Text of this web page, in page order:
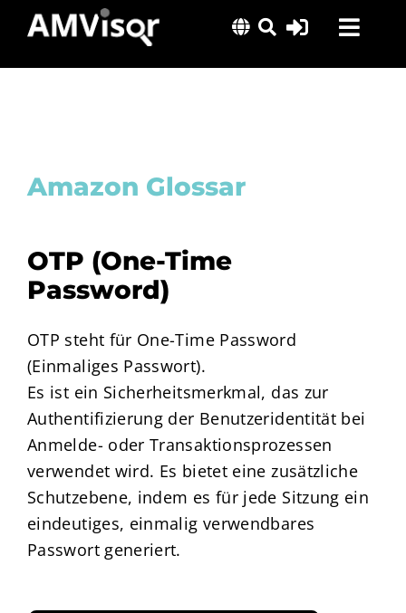
content
Lösungen
Über uns
Amazon Glossar
OTP (One-Time
Password)
OTP steht für One-Time Password
(Einmaliges Passwort).
Es ist ein Sicherheitsmerkmal, das zur
Authentifizierung der Benutzeridentität bei
Anmelde- oder Transaktionsprozessen
verwendet wird. Es bietet eine zusätzliche
Schutzebene, indem es für jede Sitzung ein
eindeutiges, einmalig verwendbares
Passwort generiert.